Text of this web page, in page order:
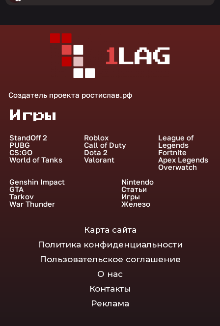
Создатель проекта ростислав.рф
Игры
StandOff 2
PUBG
CS:GO
World of Tanks
Roblox
Call of Duty
Dota 2
Valorant
League of
Legends
Fortnite
Apex Legends
Overwatch
Genshin Impact
GTA
Tarkov
War Thunder
Nintendo
Статьи
Игры
Железо
Карта сайта
Политика конфиденциальности
Пользовательское соглашение
О нас
Контакты
Реклама